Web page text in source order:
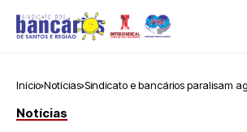
Início Notícias Sindicato e bancários paralisam
Notícias